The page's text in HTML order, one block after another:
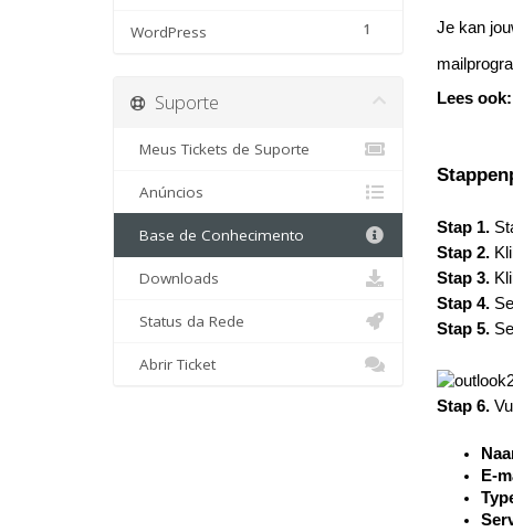
1
WordPress Je kan
Lees ook:
Stap 1.
Stap 2.
Stap 3.
Stap 4.
Stap 5.
Stap 6.
E-
Suporte
Meus Tickets de Suporte
Anúncios
Base de Conhecimento
Downloads
Status da Rede
Abrir Ticket